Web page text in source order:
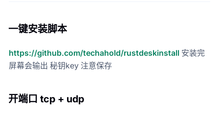
一键安装脚本
https://github.com/techahold/rustdeskinstall 安装完
屏幕会输出 秘钥key 注意保存
开端口 tcp + udp